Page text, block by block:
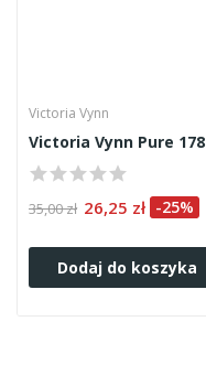
Victoria Vynn
Victoria Vynn Pure 178
35,00 zł 26,25 zł -25%
Dodaj do koszyka